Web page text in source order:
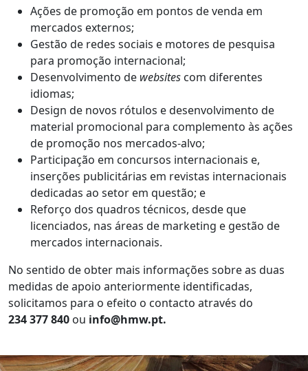
Ações de promoção em pontos de venda em
mercados externos;
Gestão de redes sociais e motores de pesquisa
para promoção internacional;
Desenvolvimento de websites com diferentes
idiomas;
Design de novos rótulos e desenvolvimento de
material promocional para complemento às ações
de promoção nos mercados-alvo;
Participação em concursos internacionais e,
inserções publicitárias em revistas internacionais
dedicadas ao setor em questão; e
Reforço dos quadros técnicos, desde que
licenciados, nas áreas de marketing e gestão de
mercados internacionais.
No sentido de obter mais informações sobre as duas
medidas de apoio anteriormente identificadas,
solicitamos para o efeito o contacto através do
234 377 840 ou info@hmw.pt.